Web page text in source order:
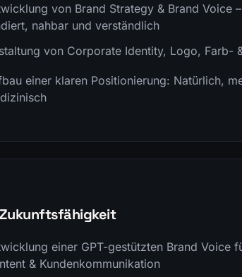
von Brand Strategy & Brand Voice
nahbar und verständlich
von Corporate Identity, Logo, Farb-
einer klaren Positionierung: Natürlich,
Zukunftsfähigkeit
einer GPT-gestützten Brand Voice
& Kundenkommunikation